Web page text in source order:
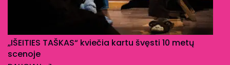
„IŠEITIES TAŠKAS“ kviečia kartu švęsti 10 metų
scenoje